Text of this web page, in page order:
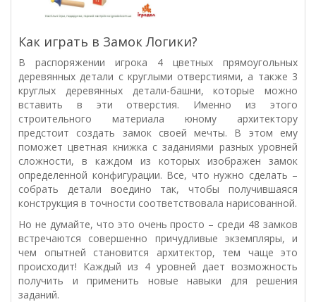
Как играть в Замок Логики?
В распоряжении игрока 4 цветных прямоугольных
деревянных детали с круглыми отверстиями, а также 3
круглых деревянных детали-башни, которые можно
вставить в эти отверстия. Именно из этого
строительного материала юному архитектору
предстоит создать замок своей мечты. В этом ему
поможет цветная книжка с заданиями разных уровней
сложности, в каждом из которых изображен замок
определенной конфигурации. Все, что нужно сделать –
собрать детали воедино так, чтобы получившаяся
конструкция в точности соответствовала нарисованной.
Но не думайте, что это очень просто – среди 48 замков
встречаются совершенно причудливые экземпляры, и
чем опытней становится архитектор, тем чаще это
происходит! Каждый из 4 уровней дает возможность
получить и применить новые навыки для решения
заданий.